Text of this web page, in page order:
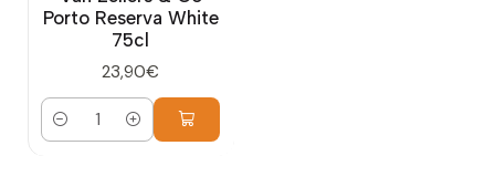
Porto Reserva White
75cl
23,90€
Quantidade